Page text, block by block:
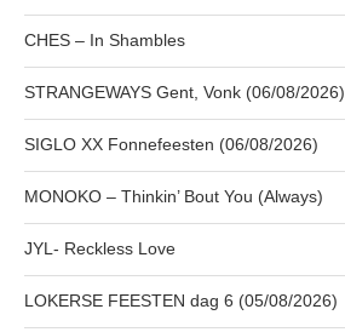
CHES – In Shambles
STRANGEWAYS Gent, Vonk (06/08/2026)
SIGLO XX Fonnefeesten (06/08/2026)
MONOKO – Thinkin’ Bout You (Always)
JYL- Reckless Love
LOKERSE FEESTEN dag 6 (05/08/2026)